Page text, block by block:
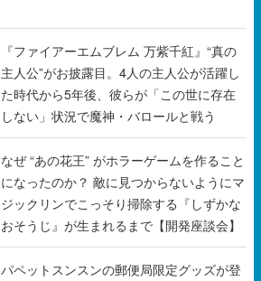
『ファイアーエムブレム 万紫千紅』“真の
主人公”がお披露目。4人の主人公が活躍し
た時代から5年後、彼らが「この世に存在
しない」状況で魔神・バロールと戦う
なぜ “あの花王” がホラーゲームを作ること
になったのか？ 敵に見つからないようにマ
ジックリンでこっそり掃除する『しずかな
おそうじ』が生まれるまで【開発座談会】
パペットスンスンの郵便局限定グッズが登